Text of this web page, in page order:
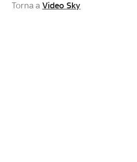
Torna a Video Sky